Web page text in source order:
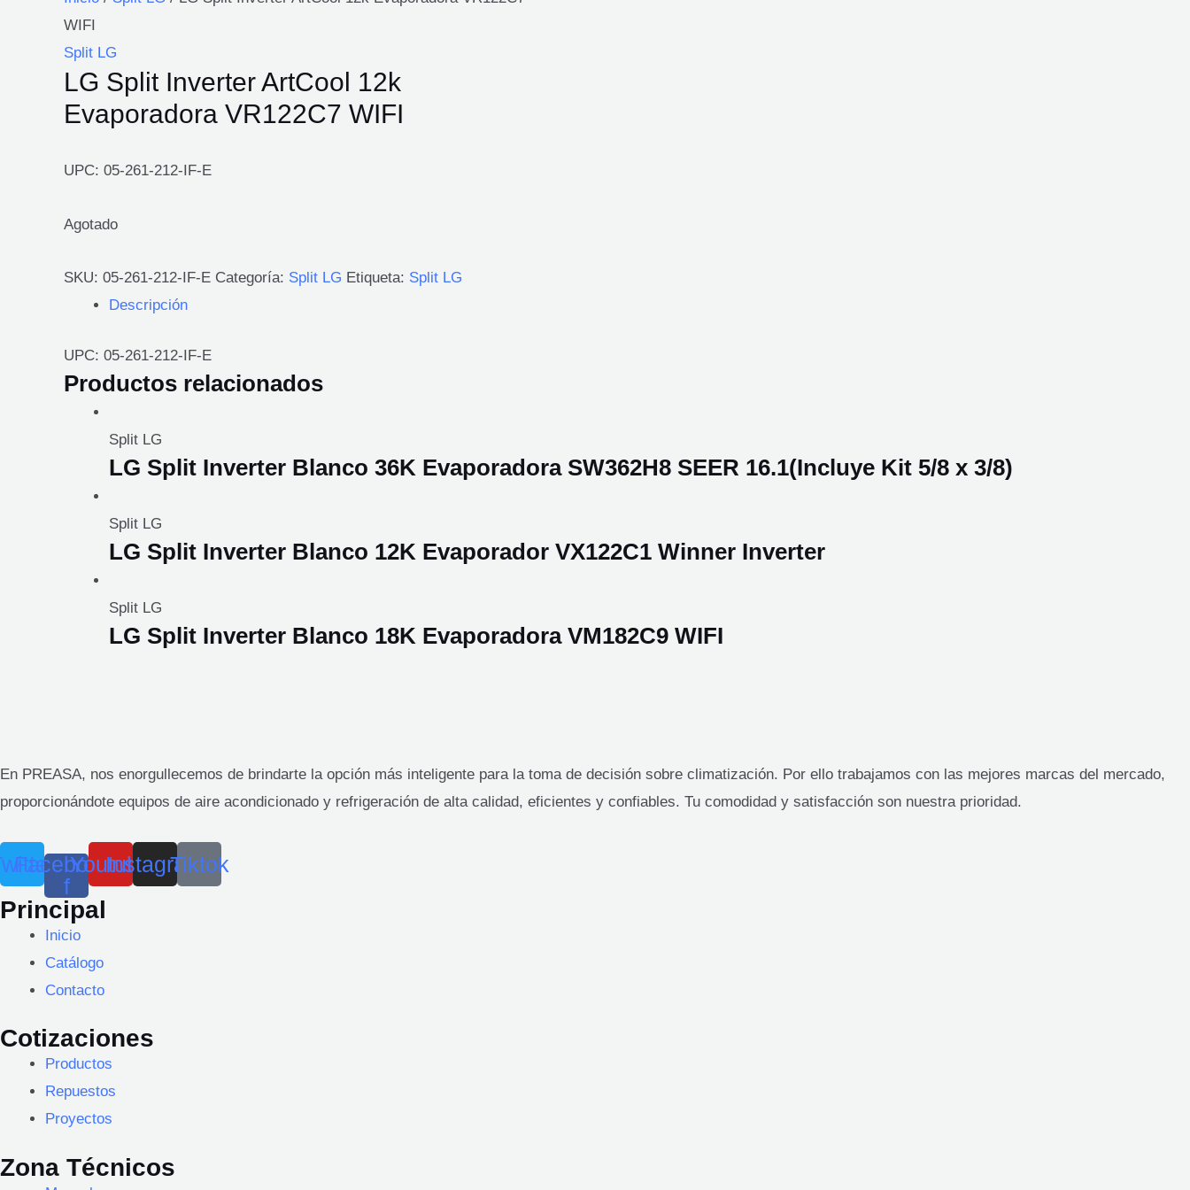
WIFI
Split LG
LG Split Inverter ArtCool 12k
Evaporadora VR122C7 WIFI
UPC: 05-261-212-IF-E
Agotado
SKU: 05-261-212-IF-E Categoría: Split LG Etiqueta: Split LG
Descripción
UPC: 05-261-212-IF-E
Productos relacionados
Split LG
LG Split Inverter Blanco 36K Evaporadora SW362H8 SEER 16.1(Incluye Kit 5/8 x 3/8)
Split LG
LG Split Inverter Blanco 12K Evaporador VX122C1 Winner Inverter
Split LG
LG Split Inverter Blanco 18K Evaporadora VM182C9 WIFI
En PREASA, nos enorgullecemos de brindarte la opción más inteligente para la toma de decisión sobre climatización. Por ello trabajamos con las mejores marcas del mercado,
proporcionándote equipos de aire acondicionado y refrigeración de alta calidad, eficientes y confiables. Tu comodidad y satisfacción son nuestra prioridad.
Facebook-
f
Youtube
Instagram
Tiktok
Principal
Inicio
Catálogo
Contacto
Cotizaciones
Productos
Repuestos
Proyectos
Zona Técnicos